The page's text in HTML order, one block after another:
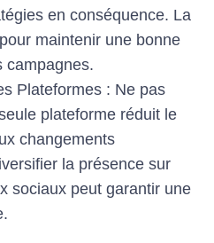
en conséquence. La
maintenir une bonne
campagnes.
Plateformes : Ne pas
plateforme réduit le
changements
la présence sur
sociaux peut garantir une